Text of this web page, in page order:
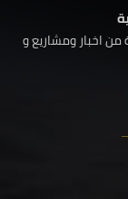
اخبار ومشاريع و